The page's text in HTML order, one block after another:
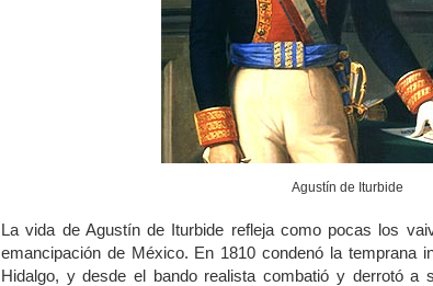
Agustín de Iturbide
La vida de Agustín de Iturbide refleja como pocas los
emancipación de México. En 1810 condenó la temprana
Hidalgo, y desde el bando realista combatió y derrotó a